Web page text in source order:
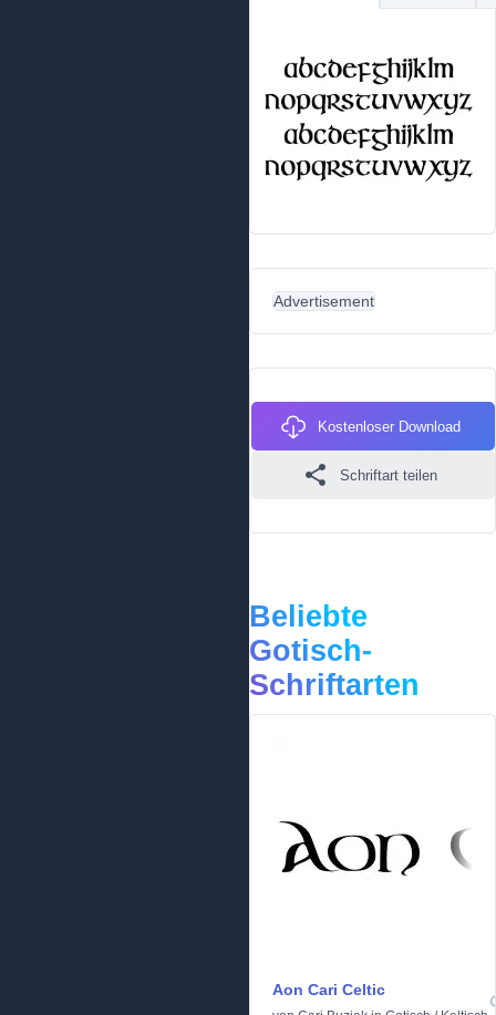
Advertisement
Kostenloser Download
Schriftart teilen
Beliebte
Gotisch-
Schriftarten
Aon Cari Celtic